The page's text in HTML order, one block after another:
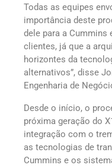
Todas as equipes
importância deste
dele para a Cummins
clientes, já que a
horizontes da
alternativos”, disse
Engenharia de
Desde o início, o
próxima geração do
integração com o
as tecnologias de
Cummins e os